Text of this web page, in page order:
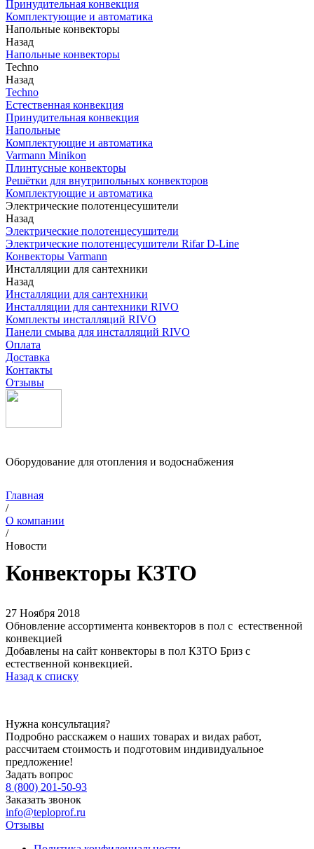
Принудительная конвекция
Комплектующие и автоматика
Напольные конвекторы
Назад
Напольные конвекторы
Techno
Назад
Techno
Естественная конвекция
Принудительная конвекция
Напольные
Комплектующие и автоматика
Varmann Minikon
Плинтусные конвекторы
Решётки для внутрипольных конвекторов
Комплектующие и автоматика
Электрические полотенцесушители
Назад
Электрические полотенцесушители
Электрические полотенцесушители Rifar D-Line
Конвекторы Varmann
Инсталляции для сантехники
Назад
Инсталляции для сантехники
Инсталляции для сантехники RIVO
Комплекты инсталляций RIVO
Панели смыва для инсталляций RIVO
Оплата
Доставка
Контакты
Отзывы
Оборудование для отопления и водоснабжения
Главная
/
О компании
/
Новости
Конвекторы КЗТО
27 Ноября 2018
Обновление ассортимента конвекторов в пол с естественной
конвекцией
Добавлены на сайт конвекторы в пол КЗТО Бриз с
естественной конвекцией.
Назад к списку
Нужна консультация?
Подробно расскажем о наших товарах и видах работ,
рассчитаем стоимость и подготовим индивидуальное
предложение!
Задать вопрос
8 (800) 201-50-93
Заказать звонок
info@teploprof.ru
Отзывы